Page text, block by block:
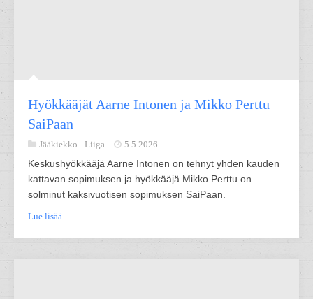
Hyökkääjät Aarne Intonen ja Mikko Perttu
SaiPaan
Jääkiekko - Liiga 5.5.2026
Keskushyökkääjä Aarne Intonen on tehnyt yhden kauden
kattavan sopimuksen ja hyökkääjä Mikko Perttu on
solminut kaksivuotisen sopimuksen SaiPaan.
Lue lisää